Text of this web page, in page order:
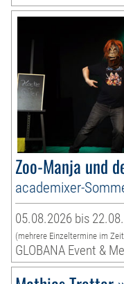
Zoo-Manja und
academixer-
05.08.2026 bis
(mehrere Einzeltermine im
GLOBANA Event &